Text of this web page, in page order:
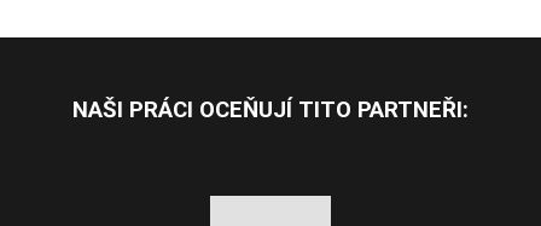
nepodařilo
NAŠI PRÁCI OCEŇUJÍ TITO PARTNEŘI: